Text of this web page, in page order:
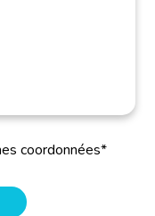
coordonnées*